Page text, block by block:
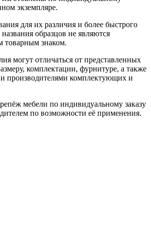
экземпляре.
для их различия и более быстрого
образцов не являются
товарным знаком.
могут отличаться от представленных
комплектации, фурнитуре, а также
производителями комплектующих и
мебели по индивидуальному заказу
по возможности её применения.